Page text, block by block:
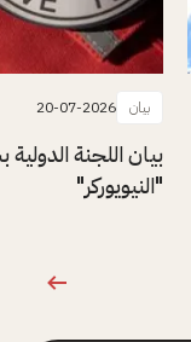
بيان 20-07-2026
بيان اللجنة
"النيويوركر"